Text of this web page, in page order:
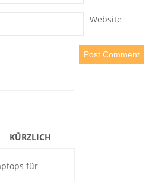
Website
KÜRZLICH